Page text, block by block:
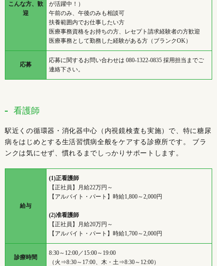
こんな方、歓
迎
が活躍中！）
午前のみ、午後のみも相談可
扶養範囲内でお仕事したい方
医療事務資格をお持ちの方、レセプト請求経験者の方歓迎
医療事務として勤務した経験がある方（ブランクOK）
応募
応募に関するお問い合わせは 080-1322-0835 採用担当までご
連絡下さい。
看護師
駅近くの循環器・消化器中心（内視鏡検査も実施）で、特に糖尿
病をはじめとする生活習慣病全般をケアする診療所です。 ブラ
ンクは気にせず、慣れるまでしっかりサポートします。
給与
(1)正看護師
【正社員】月給22万円～
【アルバイト・パート】時給1,800～2,000円
(2)准看護師
【正社員】月給20万円～
【アルバイト・パート】時給1,700～2,000円
診療時間
8:30～12:00／15:00～19:00
（火⇒8:30～17:00、木・土⇒8:30～12:00）